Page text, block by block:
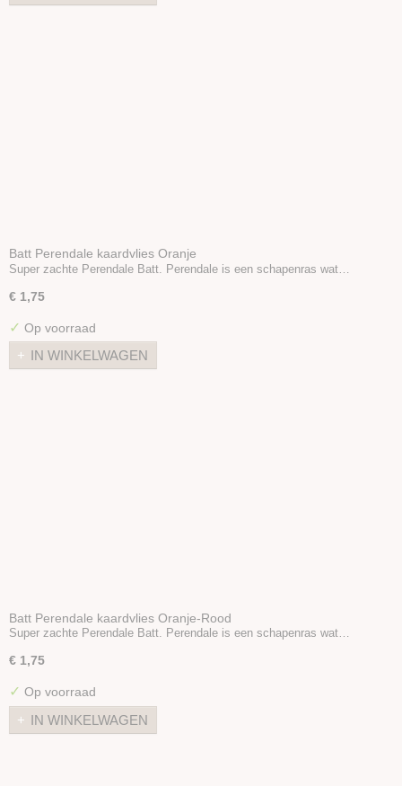
Batt Perendale kaardvlies Oranje
Super zachte Perendale Batt. Perendale is een schapenras wat…
€ 1,75
✓ Op voorraad
IN WINKELWAGEN
Batt Perendale kaardvlies Oranje-Rood
Super zachte Perendale Batt. Perendale is een schapenras wat…
€ 1,75
✓ Op voorraad
IN WINKELWAGEN